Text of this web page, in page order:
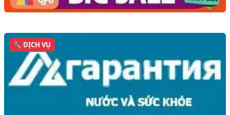
🔧 DỊCH VỤ